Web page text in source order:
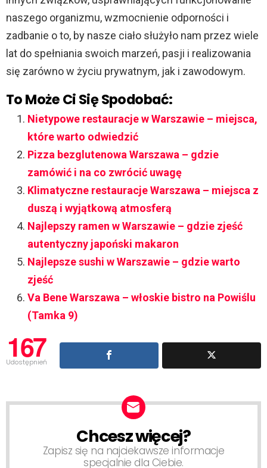
naszego organizmu, wzmocnienie odporności i
zadbanie o to, by nasze ciało służyło nam przez wiele
lat do spełniania swoich marzeń, pasji i realizowania
się zarówno w życiu prywatnym, jak i zawodowym.
To Może Ci Się Spodobać:
Nietypowe restauracje w Warszawie – miejsca,
które warto odwiedzić
Pizza bezglutenowa Warszawa – gdzie
zamówić i na co zwrócić uwagę
Klimatyczne restauracje Warszawa – miejsca z
duszą i wyjątkową atmosferą
Najlepszy ramen w Warszawie – gdzie zjeść
autentyczny japoński makaron
Najlepsze sushi w Warszawie – gdzie warto
zjeść
Va Bene Warszawa – włoskie bistro na Powiślu
(Tamka 9)
167
Udostępnień
NEWSLETTERChcesz więcej?
Zapisz się na najciekawsze informacje
specjalnie dla Ciebie.